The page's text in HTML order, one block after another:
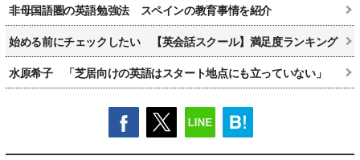
非母国語圏の英語勉強法 スペインの教育事情を紹介
始める前にチェックしたい 【英会話スクール】満足度ランキング
水原希子 「芝居向けの英語はスタート地点にも立っていない」